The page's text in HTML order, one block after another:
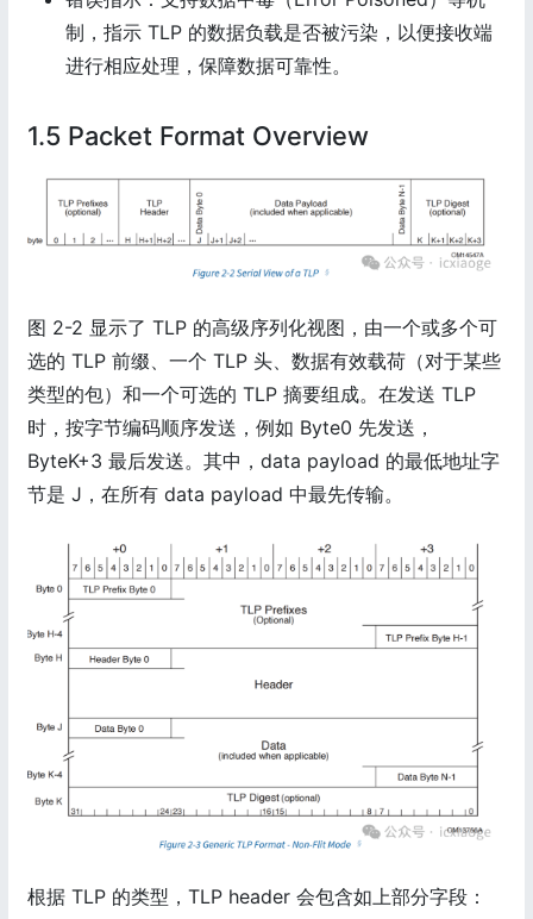
制，指示 TLP 的数据负载是否被污染，以便接收端
进行相应处理，保障数据可靠性。
1.5 Packet Format Overview
图 2-2 显示了 TLP 的高级序列化视图，由一个或多个可
选的 TLP 前缀、一个 TLP 头、数据有效载荷（对于某些
类型的包）和一个可选的 TLP 摘要组成。在发送 TLP
时，按字节编码顺序发送，例如 Byte0 先发送，
ByteK+3 最后发送。其中，data payload 的最低地址字
节是 J，在所有 data payload 中最先传输。
根据 TLP 的类型，TLP header 会包含如上部分字段：